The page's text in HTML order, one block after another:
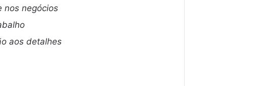
nos negócios
aos detalhes